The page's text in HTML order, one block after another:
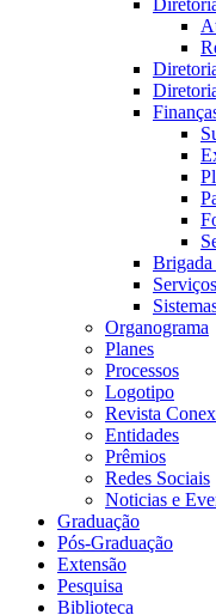
Serviços
Organograma
Planes
Processos
Logotipo
Revista
Entidades
Prêmios
Redes Sociais
Noticias e
Graduação
Pós-Graduação
Extensão
Pesquisa
Biblioteca